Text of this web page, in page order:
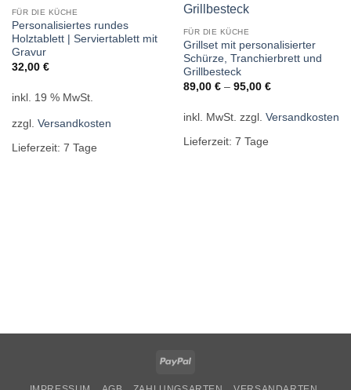
FÜR DIE KÜCHE
Personalisiertes rundes
Holztablett | Serviertablett mit
Gravur
32,00 €
inkl. 19 % MwSt.
zzgl. Versandkosten
Lieferzeit: 7 Tage
FÜR DIE KÜCHE
Grillset mit personalisierter
Schürze, Tranchierbrett und
Grillbesteck
89,00 €– 95,00 €
inkl. MwSt. zzgl. Versandkosten
Lieferzeit: 7 Tage
PayPal